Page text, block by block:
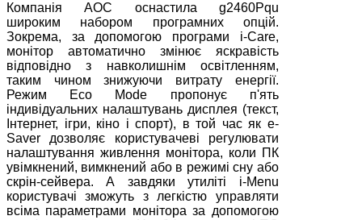
Компанія АОС оснастила g2460Pqu
широким набором програмних опцій.
Зокрема, за допомогою програми i-Care,
монітор автоматично змінює яскравість
відповідно з навколишнім освітленням,
таким чином знижуючи витрату енергії.
Режим Eco Mode пропонує п'ять
індивідуальних налаштувань дисплея (текст,
Інтернет, ігри, кіно і спорт), в той час як e-
Saver дозволяє користувачеві регулювати
налаштування живлення монітора, коли ПК
увімкнений, вимкнений або в режимі сну або
скрін-сейвера. А завдяки утиліті i-Menu
користувачі зможуть з легкістю управляти
всіма параметрами монітора за допомогою